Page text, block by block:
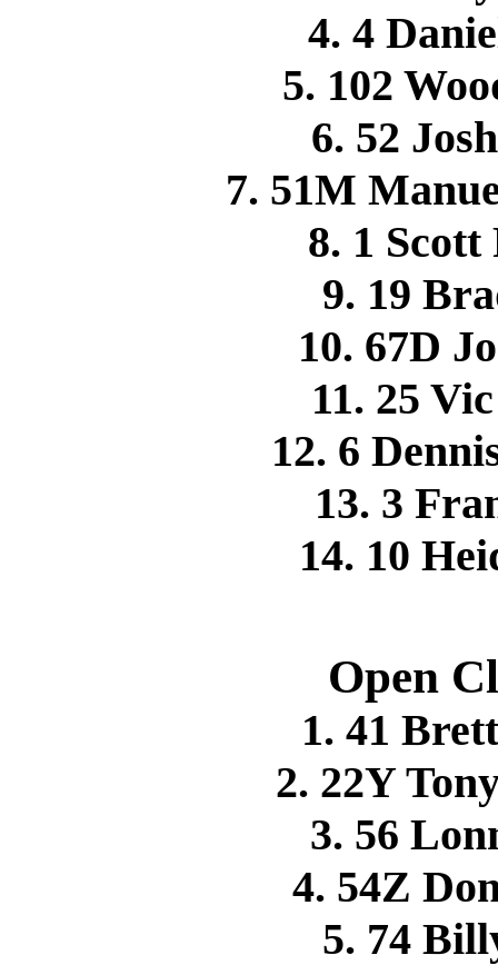
4. 4
5. 102
6. 52
7. 51M
8. 1
9. 19
10. 67D
11. 25
12. 6
13. 3
14. 10
Open
1. 41
2. 22Y
3. 56
4. 54Z
5. 74